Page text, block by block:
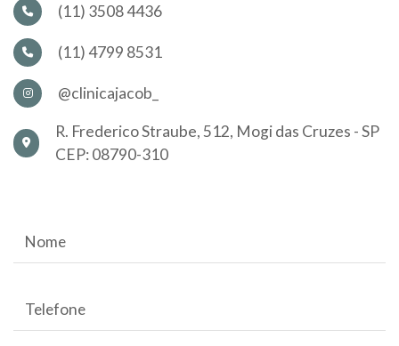
(11) 3508 4436
(11) 4799 8531
@clinicajacob_
R. Frederico Straube, 512, Mogi das Cruzes - SP
CEP: 08790-310